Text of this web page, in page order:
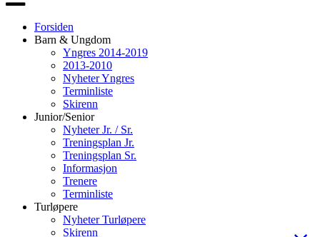
navigasjon
Forsiden
Barn & Ungdom
Yngres 2014-2019
2013-2010
Nyheter Yngres
Terminliste
Skirenn
Junior/Senior
Nyheter Jr. / Sr.
Treningsplan Jr.
Treningsplan Sr.
Informasjon
Trenere
Terminliste
Turløpere
Nyheter Turløpere
Skirenn